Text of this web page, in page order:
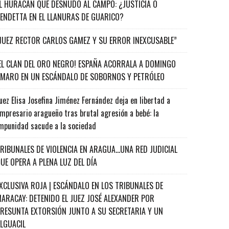
HURACÁN QUE DESNUDÓ AL CAMPO: ¿JUSTICIA O
EN EL LLANURAS DE GUARICO?
RECTOR CARLOS GAMEZ Y SU ERROR INEXCUSABLE”
CLAN DEL ORO NEGRO! ESPAÑA ACORRALA A DOMINGO
EN UN ESCÁNDALO DE SOBORNOS Y PETRÓLEO
Elisa Josefina Jiménez Fernández deja en libertad a
aragueño tras brutal agresión a bebé: la
sacude a la sociedad
DE VIOLENCIA EN ARAGUA…UNA RED JUDICIAL
OPERA A PLENA LUZ DEL DÍA
ROJA | ESCÁNDALO EN LOS TRIBUNALES DE
DETENIDO EL JUEZ JOSÉ ALEXANDER POR
EXTORSIÓN JUNTO A SU SECRETARIA Y UN